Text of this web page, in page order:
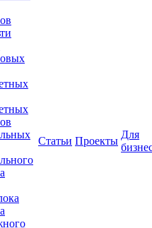
Статьи Проекты
Для